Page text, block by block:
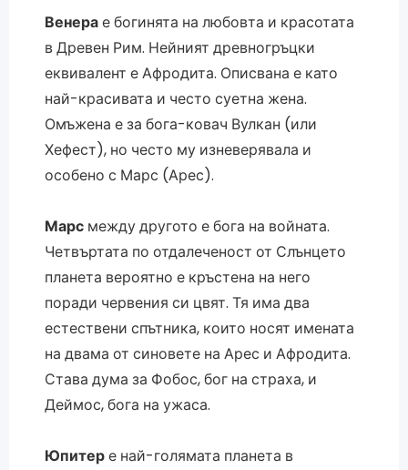
Венерае богинята на любовта и красотата
в Древен Рим. Нейният древногръцки
еквивалент е Афродита. Описвана е като
най-красивата и често суетна жена.
Омъжена е за бога-ковач Вулкан (или
Хефест), но често му изневерявала и
особено с Марс (Арес).
Марс между другото е бога на войната.
Четвъртата по отдалеченост от Слънцето
планета вероятно е кръстена на него
поради червения си цвят. Тя има два
естествени спътника, които носят имената
на двама от синовете на Арес и Афродита.
Става дума за Фобос, бог на страха, и
Деймос, бога на ужаса.
Юпитере най-голямата планета в